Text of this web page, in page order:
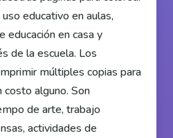
educativo en aulas,
educación en casa y
de la escuela. Los
múltiples copias para
alguno. Son
de arte, trabajo
actividades de